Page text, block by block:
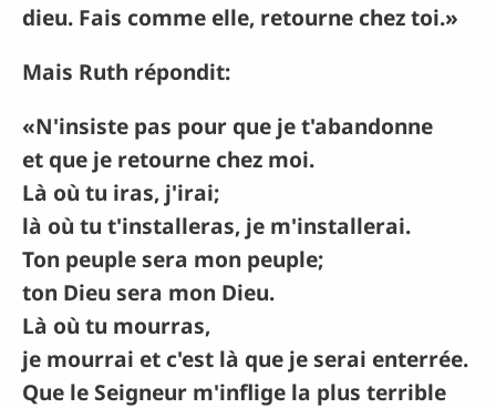
dieu. Fais comme elle, retourne chez toi.»
Mais Ruth répondit:
«N'insiste pas pour que je t'abandonne
et que je retourne chez moi.
Là où tu iras, j'irai;
là où tu t'installeras, je m'installerai.
Ton peuple sera mon peuple;
ton Dieu sera mon Dieu.
Là où tu mourras,
je mourrai et c'est là que je serai enterrée.
Que le Seigneur m'inflige la plus terrible